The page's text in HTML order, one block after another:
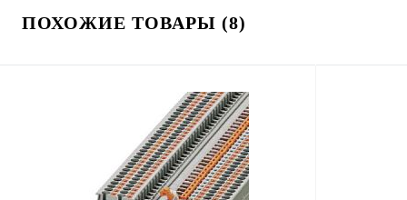
ПОХОЖИЕ ТОВАРЫ (8)